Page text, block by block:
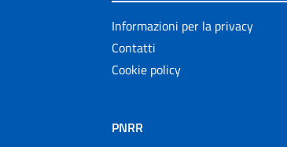
Informazioni per la privacy
Contatti
Cookie policy
PNRR